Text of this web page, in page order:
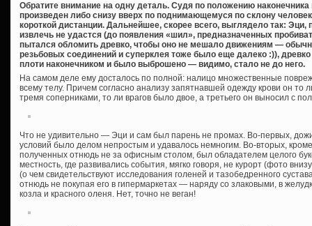
Обратите внимание на одну деталь. Судя по положению
произведен либо снизу вверх по поднимающемуся по склону
короткой дистанции. Дальнейшее, скорее всего, выглядело так: Эци,
извлечь не удастся (до появления «шил», предназначенных
пытался обломить древко, чтобы оно не мешало движениям —
резьбовых соединений и суперклея тоже было еще далеко :)),
плоти наконечником и было выброшено — видимо, стало не до него.
На самом деле ему досталось по полной: налицо множественные
всему телу. Причем согласно анализу запятнавшей одежду крови он то
тремя соперниками, то ли врагов было двое, а третьего он выносил с
Что не удивительно — Эци и сам был парень не промах. Во-первых,
условий было делом непростым и удавалось немногим. Во-вторых,
полученных отнюдь не за офисным столом, был обладателем целого
местность, где развивались события, мягко говоря, не курорт (фото
(о чем свидетельствуют исследования голеней и тазобедренного
отнюдь не покупая его в гипермаркетах — наряду со злаковыми, в
козла и красного оленя. Нет, точно не веган!